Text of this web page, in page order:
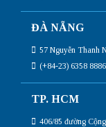
ĐÀ NẴNG
57 Nguyễn Thanh
(+84-23) 6358
TP. HCM
406/85 đường